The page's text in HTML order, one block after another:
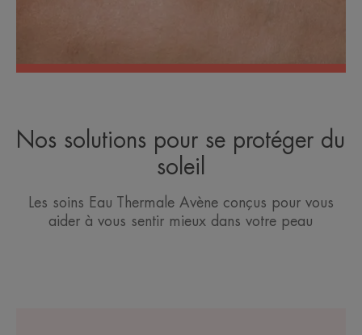
Nos solutions pour se protéger du
soleil
Les soins Eau Thermale Avène conçus pour vous
aider à vous sentir mieux dans votre peau